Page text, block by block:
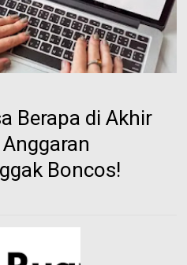
Berapa di Akhir
Boncos!
n
e
t